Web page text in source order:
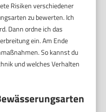
Risiken verschiedener
zu bewerten. Ich
Dann ordne ich das
ein. Am Ende
So kannst du
und welches Verhalten